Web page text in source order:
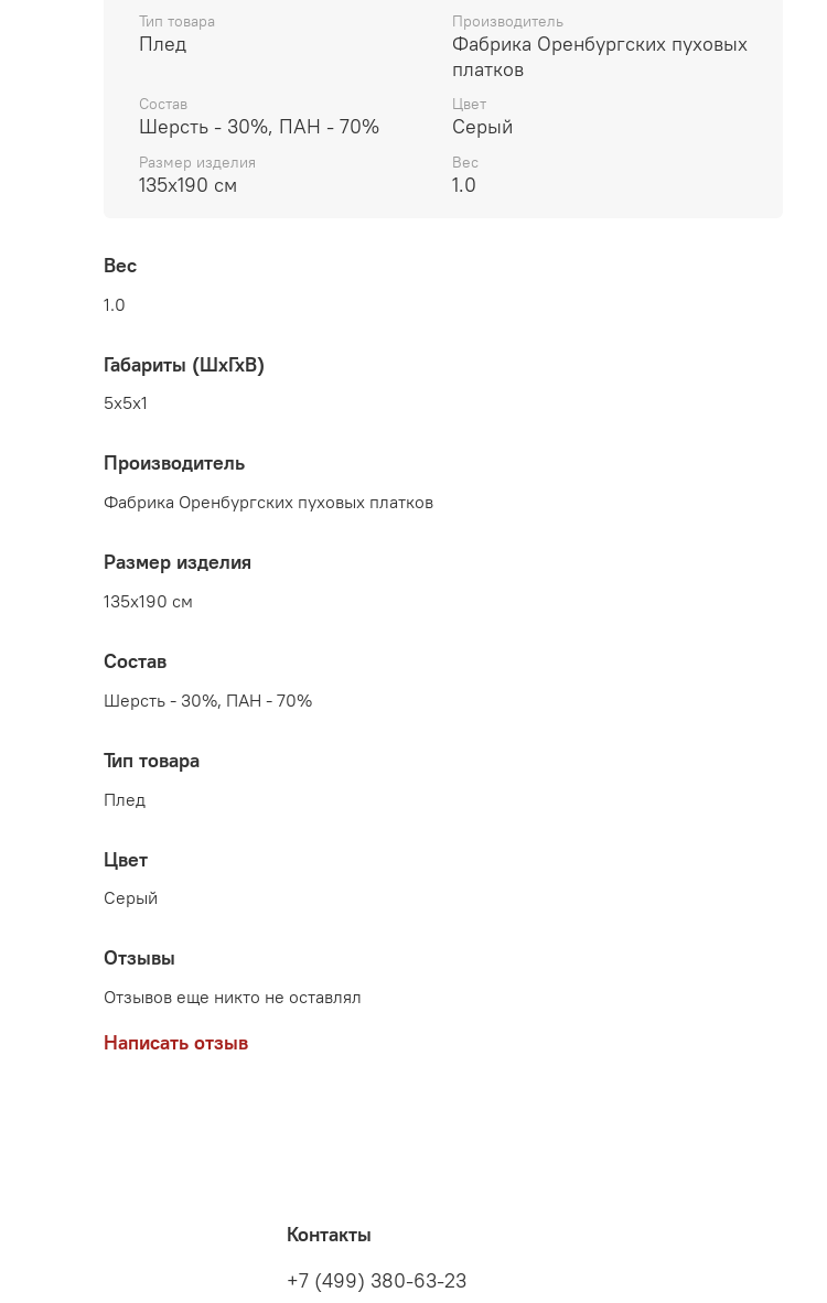
Тип товара
Плед
Производитель
Фабрика Оренбургских пуховых
платков
Состав
Шерсть - 30%, ПАН - 70%
Цвет
Серый
Размер изделия
135x190 см
Вес
1.0
Вес
1.0
Габариты (ШхГхВ)
5x5x1
Производитель
Фабрика Оренбургских пуховых платков
Размер изделия
135x190 см
Состав
Шерсть - 30%, ПАН - 70%
Тип товара
Плед
Цвет
Серый
Отзывы
Отзывов еще никто не оставлял
Написать отзыв
Контакты
+7 (499) 380-63-23